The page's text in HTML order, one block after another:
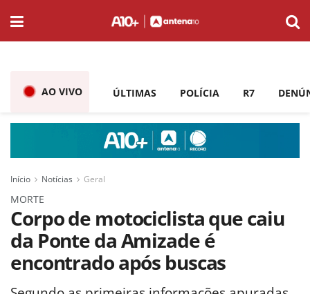
AO VIVO ÚLTIMAS POLÍCIA R7
Início Notícias Geral
MORTE
Corpo de motociclista que caiu
da Ponte da Amizade é
encontrado após buscas